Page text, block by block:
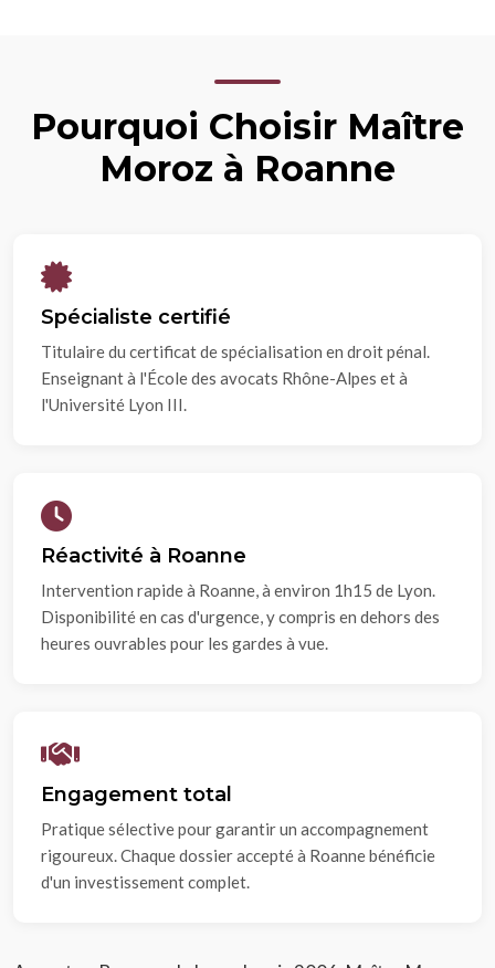
Pourquoi Choisir Maître
Moroz à Roanne
Spécialiste certifié
Titulaire du certificat de spécialisation en droit pénal.
Enseignant à l'École des avocats Rhône-Alpes et à
l'Université Lyon III.
Réactivité à Roanne
Intervention rapide à Roanne, à environ 1h15 de Lyon.
Disponibilité en cas d'urgence, y compris en dehors des
heures ouvrables pour les gardes à vue.
Engagement total
Pratique sélective pour garantir un accompagnement
rigoureux. Chaque dossier accepté à Roanne bénéficie
d'un investissement complet.